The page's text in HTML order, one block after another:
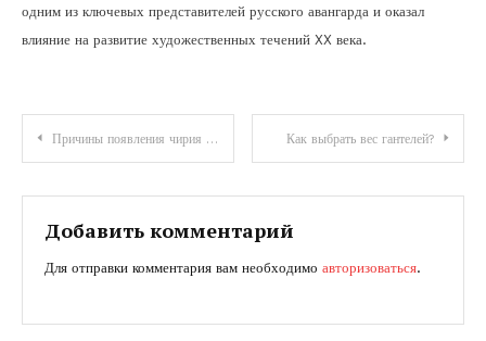
одним из ключевых представителей русского авангарда и оказал
влияние на развитие художественных течений XX века.
Навигация
по
записям
Причины появления чирия на животе: как избавиться Как выбрать вес гантелей?
Добавить комментарий
Для отправки комментария вам необходимо авторизоваться.